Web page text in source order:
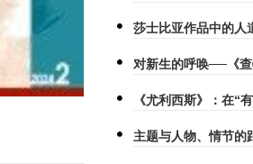
莎士比亚作品中的
对新生的呼唤──《
《尤利西斯》：在“
主题与人物、情节